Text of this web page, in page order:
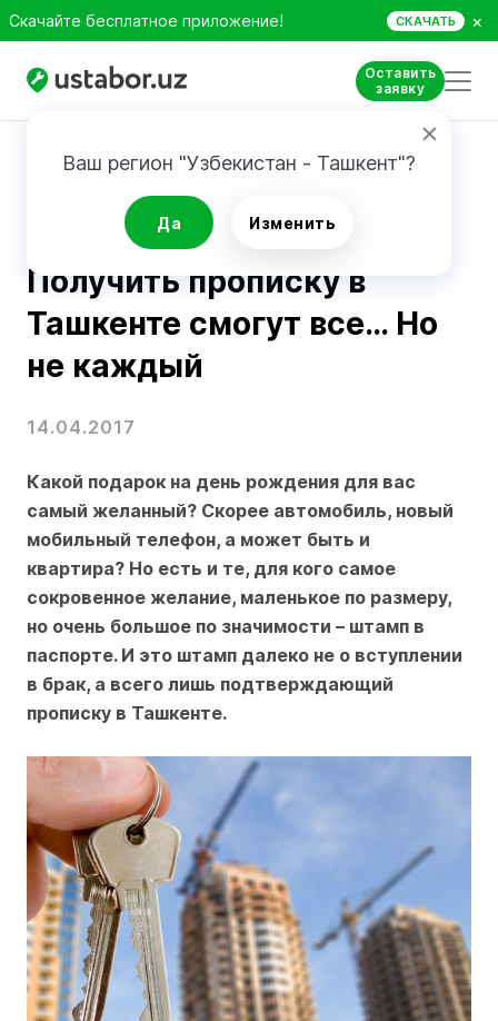
Скачайте бесплатное приложение! СКАЧАТЬ ×
Оставить
заявку
Ваш регион "Узбекистан - Ташкент"?
Да Изменить
Получить прописку в
Ташкенте смогут все… Но
не каждый
14.04.2017
Какой подарок на день рождения для вас
самый желанный? Скорее автомобиль, новый
мобильный телефон, а может быть и
квартира? Но есть и те, для кого самое
сокровенное желание, маленькое по размеру,
но очень большое по значимости – штамп в
паспорте. И это штамп далеко не о вступлении
в брак, а всего лишь подтверждающий
прописку в Ташкенте.